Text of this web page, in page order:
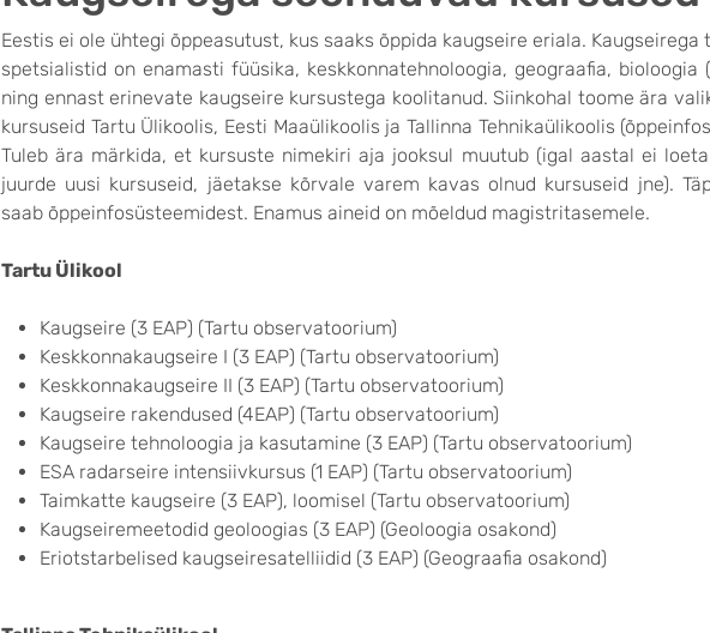
Eestis ei ole ühtegi õppeasutust, kus saaks õppida kaugseire eriala. Kaugseirega
spetsialistid on enamasti füüsika, keskkonnatehnoloogia, geograafia, bioloogia
ning ennast erinevate kaugseire kursustega koolitanud. Siinkohal toome ära
kursuseid Tartu Ülikoolis, Eesti Maaülikoolis ja Tallinna Tehnikaülikoolis
Tuleb ära märkida, et kursuste nimekiri aja jooksul muutub (igal aastal ei
juurde uusi kursuseid, jäetakse kõrvale varem kavas olnud kursuseid jne).
saab õppeinfosüsteemidest. Enamus aineid on mõeldud magistritasemele.
Tartu Ülikool
Kaugseire (3 EAP) (Tartu observatoorium)
Keskkonnakaugseire I (3 EAP) (Tartu observatoorium)
Keskkonnakaugseire II (3 EAP) (Tartu observatoorium)
Kaugseire rakendused (4EAP) (Tartu observatoorium)
Kaugseire tehnoloogia ja kasutamine (3 EAP) (Tartu observatoorium)
ESA radarseire intensiivkursus (1 EAP) (Tartu observatoorium)
Taimkatte kaugseire (3 EAP), loomisel (Tartu observatoorium)
Kaugseiremeetodid geoloogias (3 EAP) (Geoloogia osakond)
Eriotstarbelised kaugseiresatelliidid (3 EAP) (Geograafia osakond)